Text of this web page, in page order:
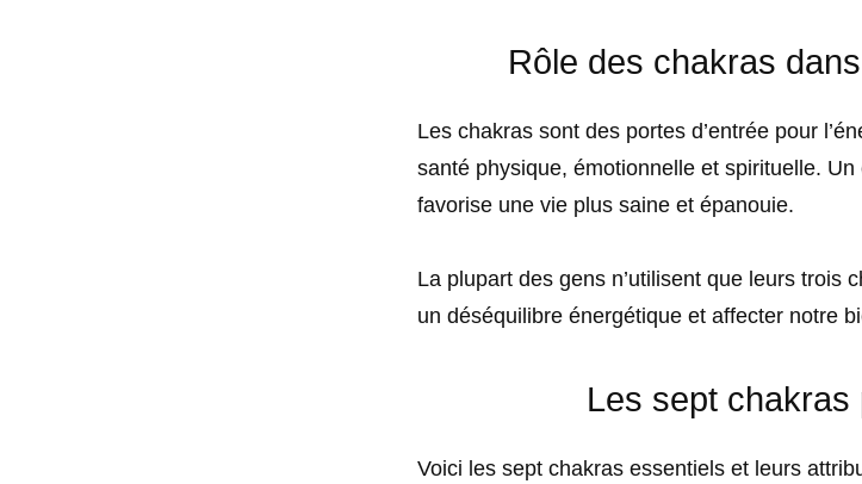
Rôle des chakras
Les chakras sont des portes d’entrée pour
santé physique, émotionnelle et spirituelle.
favorise une vie plus saine et épanouie.
La plupart des gens n’utilisent que leurs trois
un déséquilibre énergétique et affecter notre
Les sept chakras
Voici les sept chakras essentiels et leurs